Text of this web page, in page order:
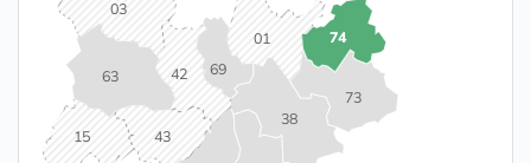
01
03
15
38
42
43
63
69
73
74